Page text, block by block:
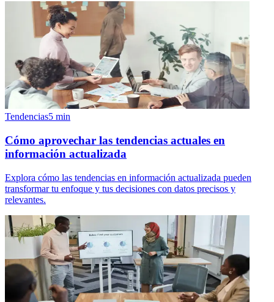
Tendencias5 min
Cómo aprovechar las tendencias actuales en
información actualizada
Explora cómo las tendencias en información actualizada pueden
transformar tu enfoque y tus decisiones con datos precisos y
relevantes.